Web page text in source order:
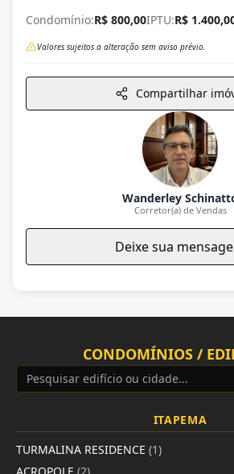
Condomínio:R$ 800,00IPTU:R$
Valores sujeitos a alteração sem aviso prévio.
Compartilhar
Wanderley
Corretor(a) de Vendas
Deixe sua
CONDOMÍNIOS /
ITAPEMA
TURMALINA RESIDENCE (1)